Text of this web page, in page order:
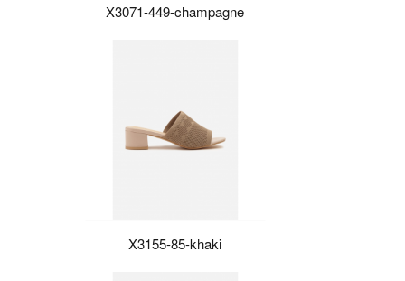
X3071-449-champagne
X3155-85-khaki